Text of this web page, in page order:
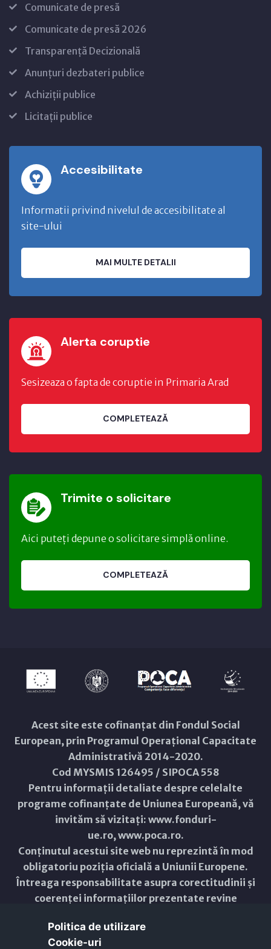
Comunicate de presă
Comunicate de presă 2026
Transparență Decizională
Anunțuri dezbateri publice
Achiziții publice
Licitații publice
Accesibilitate
Informatii privind nivelul de accesibilitate al
site-ului
MAI MULTE DETALII
Alerta coruptie
Sesizeaza o fapta de coruptie in Primaria Arad
COMPLETEAZĂ
Trimite o solicitare
Aici puteți depune o solicitare simplă online.
COMPLETEAZĂ
Acest site este cofinanțat din Fondul Social
European, prin Programul Operațional Capacitate
Administrativă 2014-2020.
Cod MYSMIS 126495 / SIPOCA 558
Pentru informații detaliate despre celelalte
programe cofinanțate de Uniunea Europeană, vă
invităm să vizitați: www.fonduri-
ue.ro,www.poca.ro.
Conținutul acestui site web nu reprezintă în mod
obligatoriu poziția oficială a Uniunii Europene.
Întreaga responsabilitate asupra corectitudinii și
coerenței informațiilor prezentate revine
Copyright © 2021 - 2026 -
Politica de utilizare
Cookie-uri‎